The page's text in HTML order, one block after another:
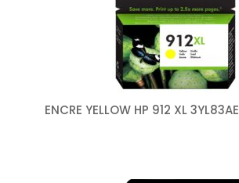
ENCRE YELLOW HP 912 XL 3YL83AE